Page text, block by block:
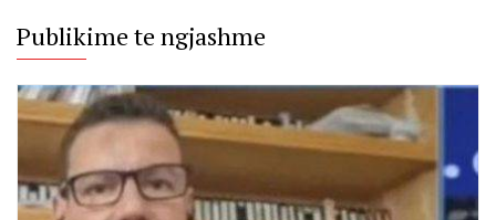
Publikime te ngjashme